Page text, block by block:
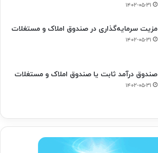
۱۴۰۲-۰۵-۳۱
مزیت سرمایه‌گذاری در صندوق املاک و مستغلات
۱۴۰۲-۰۵-۳۱
صندوق درآمد ثابت یا صندوق املاک و مستغلات
۱۴۰۲-۰۵-۳۱